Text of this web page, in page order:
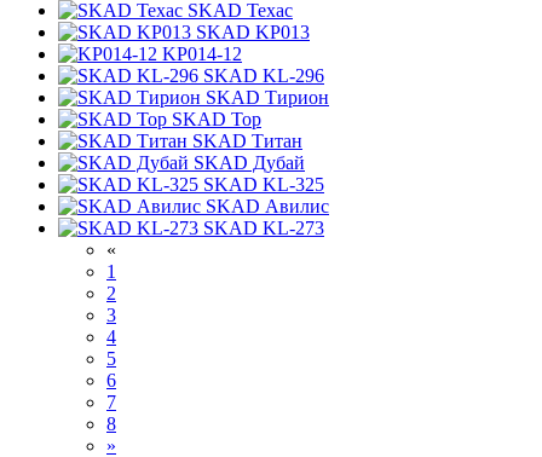
SKAD Техас
SKAD KP013
KP014-12
SKAD KL-296
SKAD Тирион
SKAD Тор
SKAD Титан
SKAD Дубай
SKAD KL-325
SKAD Авилис
SKAD KL-273
«
1
2
3
4
5
6
7
8
»